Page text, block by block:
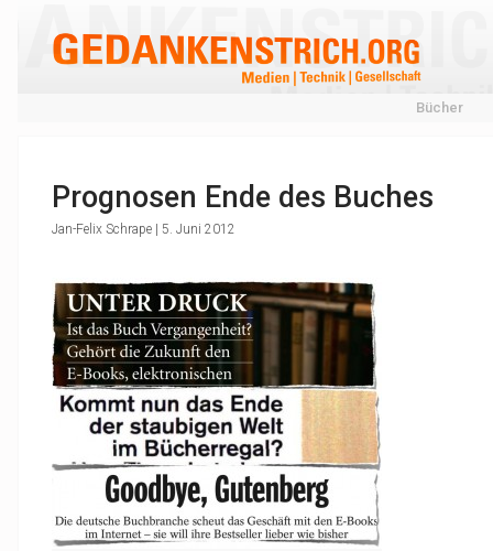
Bücher
Prognosen Ende des Buches
Jan-Felix Schrape | 5. Juni 2012